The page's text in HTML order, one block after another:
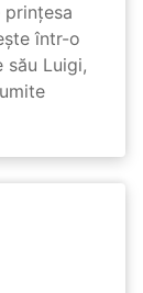
într-o
său Luigi,